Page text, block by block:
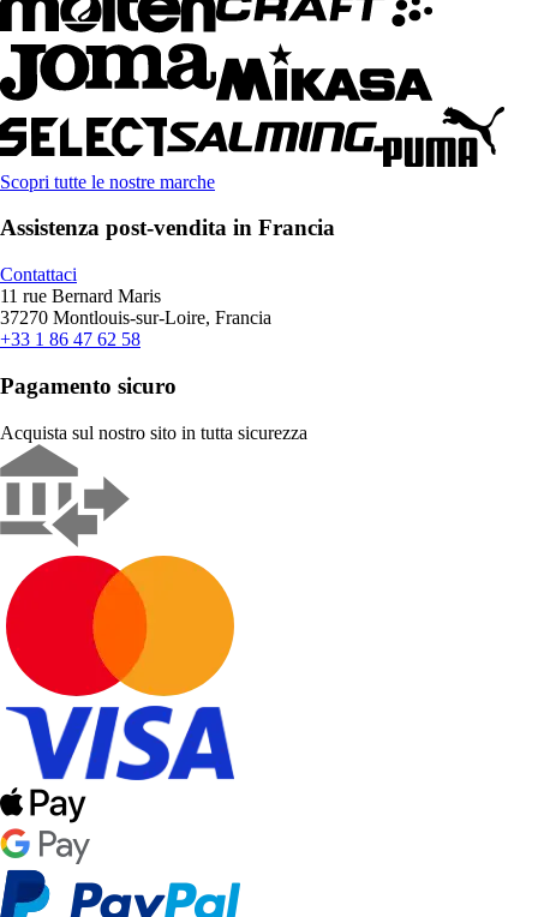
Scopri tutte le nostre marche
Assistenza post-vendita in Francia
Contattaci
11 rue Bernard Maris
37270 Montlouis-sur-Loire, Francia
+33 1 86 47 62 58
Pagamento sicuro
Acquista sul nostro sito in tutta sicurezza